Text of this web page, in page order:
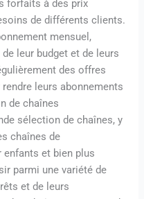
forfaits à des prix
de différents clients.
mensuel,
leur budget et de leurs
des offres
leurs abonnements
de chaînes
sélection de chaînes, y
chaînes de
enfants et bien plus
parmi une variété de
et de leurs